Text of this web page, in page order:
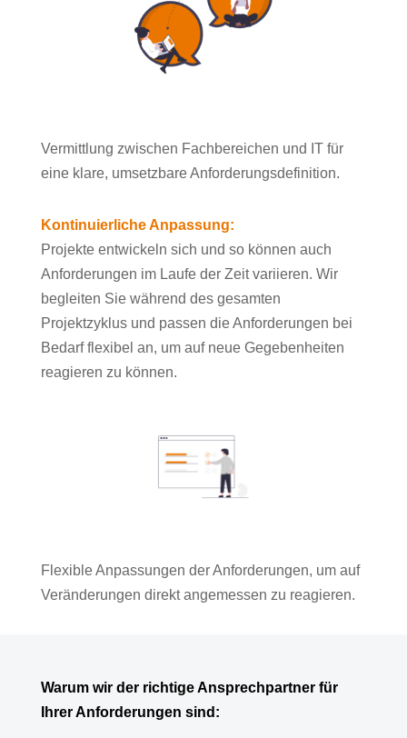
Vermittlung zwischen Fachbereichen und IT für
eine klare, umsetzbare Anforderungsdefinition.
Kontinuierliche Anpassung:
Projekte entwickeln sich und so können auch
Anforderungen im Laufe der Zeit variieren. Wir
begleiten Sie während des gesamten
Projektzyklus und passen die Anforderungen bei
Bedarf flexibel an, um auf neue Gegebenheiten
reagieren zu können.
Flexible Anpassungen der Anforderungen, um auf
Veränderungen direkt angemessen zu reagieren.
Warum wir der richtige Ansprechpartner für
Ihrer Anforderungen sind: